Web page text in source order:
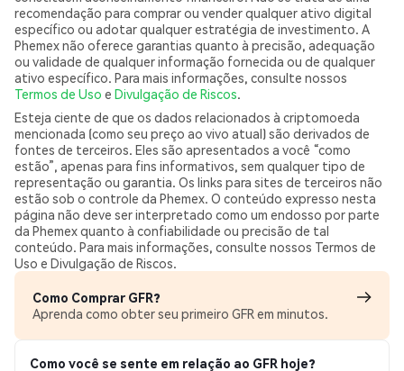
recomendação para comprar ou vender qualquer ativo digital
específico ou adotar qualquer estratégia de investimento. A
Phemex não oferece garantias quanto à precisão, adequação
ou validade de qualquer informação fornecida ou de qualquer
ativo específico. Para mais informações, consulte nossos
Termos de Uso e Divulgação de Riscos.
Esteja ciente de que os dados relacionados à criptomoeda
mencionada (como seu preço ao vivo atual) são derivados de
fontes de terceiros. Eles são apresentados a você “como
estão”, apenas para fins informativos, sem qualquer tipo de
representação ou garantia. Os links para sites de terceiros não
estão sob o controle da Phemex. O conteúdo expresso nesta
página não deve ser interpretado como um endosso por parte
da Phemex quanto à confiabilidade ou precisão de tal
conteúdo. Para mais informações, consulte nossos Termos de
Uso e Divulgação de Riscos.
Como Comprar GFR?
Aprenda como obter seu primeiro GFR em minutos.
Como você se sente em relação ao GFR hoje?